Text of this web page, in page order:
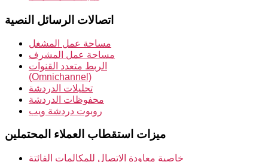
اتصالات الرسائل النصية
مساحة عمل المشغل
مساحة عمل المشرف
الربط متعدد القنوات
(Omnichannel)
تحليلات الدردشة
محفوظات الدردشة
روبوت دردشة ويب
ميزات استقطاب العملاء المحتملين
خاصية معاودة الاتصال للمكالمات الفائتة